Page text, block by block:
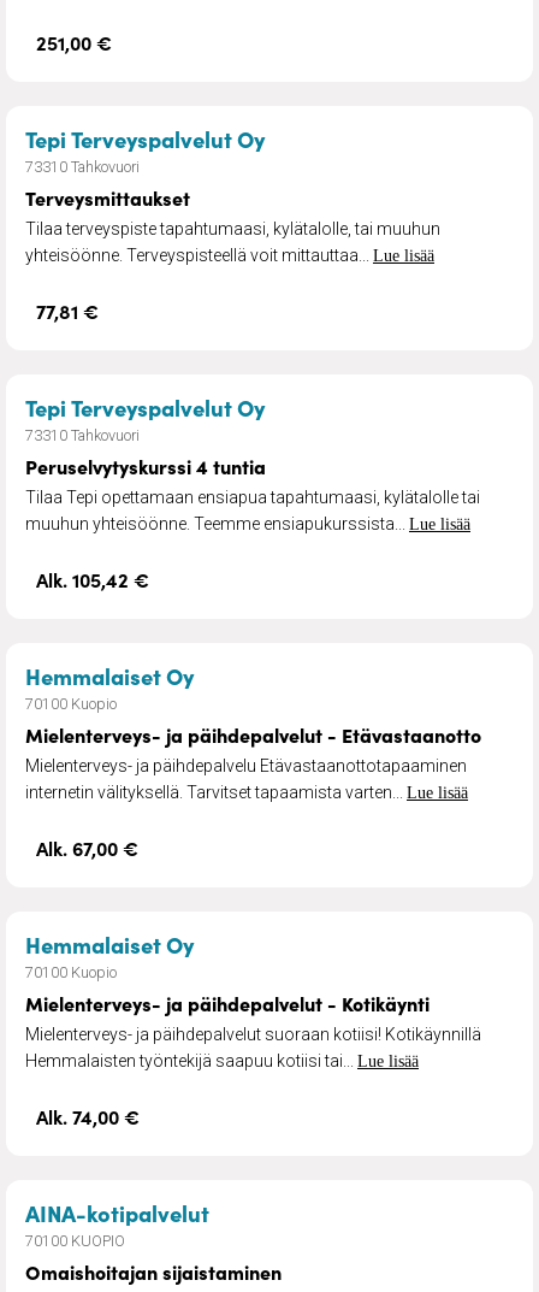
251,00 €
Tepi Terveyspalvelut Oy– Terveysmittaukset
73310 Tahkovuori
Terveysmittaukset
Tilaa terveyspiste tapahtumaasi, kylätalolle, tai muuhun
yhteisöönne. Terveyspisteellä voit mittauttaa... Lue lisää
77,81 €
Tepi Terveyspalvelut Oy– Peruselvytyskurssi 4
73310 Tahkovuori
Peruselvytyskurssi 4 tuntia
Tilaa Tepi opettamaan ensiapua tapahtumaasi, kylätalolle tai
muuhun yhteisöönne. Teemme ensiapukurssista... Lue lisää
Alk. 105,42 €
Hemmalaiset Oy– Mielenterveys- ja
70100 Kuopio
Mielenterveys- ja päihdepalvelut - Etävastaanotto
Mielenterveys- ja päihdepalvelu Etävastaanottotapaaminen
internetin välityksellä. Tarvitset tapaamista varten... Lue lisää
Alk. 67,00 €
Hemmalaiset Oy– Mielenterveys- ja
70100 Kuopio
Mielenterveys- ja päihdepalvelut - Kotikäynti
Mielenterveys- ja päihdepalvelut suoraan kotiisi! Kotikäynnillä
Hemmalaisten työntekijä saapuu kotiisi tai... Lue lisää
Alk. 74,00 €
AINA-kotipalvelut– Omaishoitajan sijaistaminen
70100 KUOPIO
Omaishoitajan sijaistaminen